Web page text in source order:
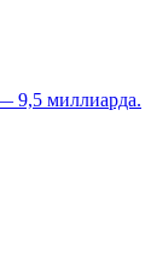
9,5 миллиарда.